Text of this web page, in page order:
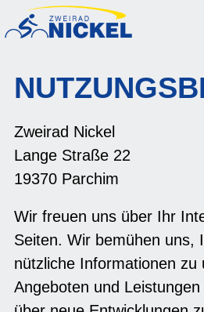
Zweirad Nickel
Lange Straße 22
19370 Parchim
Wir freuen uns über Ihr
Seiten. Wir bemühen uns,
nützliche Informationen zu
Angeboten und